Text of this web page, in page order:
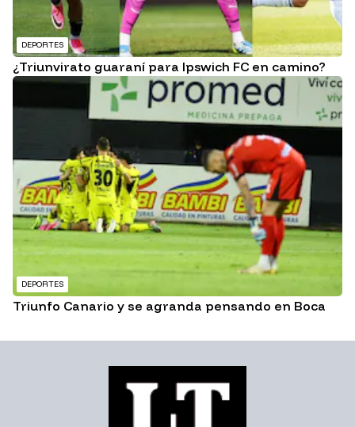
DEPORTES
¿Triunvirato guaraní para Ipswich FC en camino?
DEPORTES
Triunfo Canario y se agranda pensando en Boca